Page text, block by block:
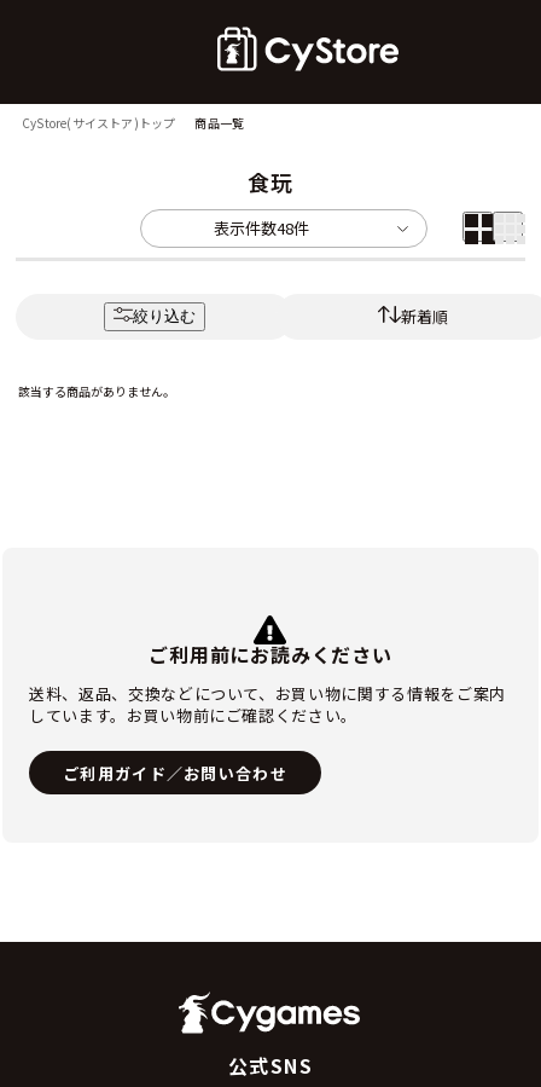
CyStore(サイストア)トップ 商品一覧
食玩
表示件数48件
絞り込む 新着順
該当する商品がありません。
ご利用前にお読みください
送料、返品、交換などについて、お買い物に関する情報をご案内
しています。お買い物前にご確認ください。
ご利用ガイド／お問い合わせ
公式SNS